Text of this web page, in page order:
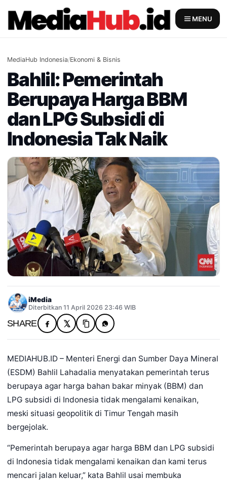
content
MENU
MediaHub Indonesia/Ekonomi & Bisnis
Bahlil: Pemerintah
Berupaya Harga BBM
dan LPG Subsidi di
Indonesia Tak Naik
iMedia
Diterbitkan 11 April 2026 23:46 WIB
SHARE
MEDIAHUB.ID – Menteri Energi dan Sumber Daya Mineral
(ESDM) Bahlil Lahadalia menyatakan pemerintah terus
berupaya agar harga bahan bakar minyak (BBM) dan
LPG subsidi di Indonesia tidak mengalami kenaikan,
meski situasi geopolitik di Timur Tengah masih
bergejolak.
“Pemerintah berupaya agar harga BBM dan LPG subsidi
di Indonesia tidak mengalami kenaikan dan kami terus
mencari jalan keluar,” kata Bahlil usai membuka